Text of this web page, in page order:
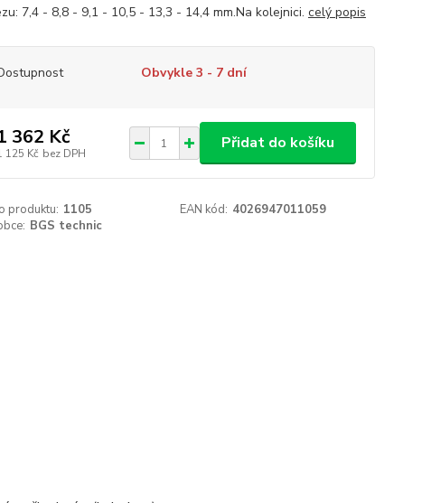
7,4 - 8,8 - 9,1 - 10,5 - 13,3 - 14,4 mm.Na kolejnici. celý popis
Obvykle 3 - 7 dní
362 Kč
125 Kč bez DPH
Přidat do košíku
produktu: 1105 EAN kód: 4026947011059
BGS technic